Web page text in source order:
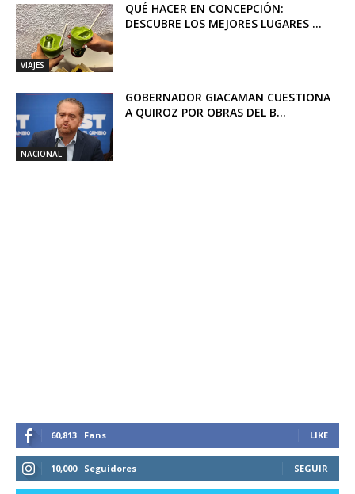
VIAJES
QUÉ HACER EN CONCEPCIÓN:
DESCUBRE LOS MEJORES LUGARES ...
NACIONAL
GOBERNADOR GIACAMAN CUESTIONA
A QUIROZ POR OBRAS DEL B...
60,813 Fans LIKE
10,000 Seguidores SEGUIR